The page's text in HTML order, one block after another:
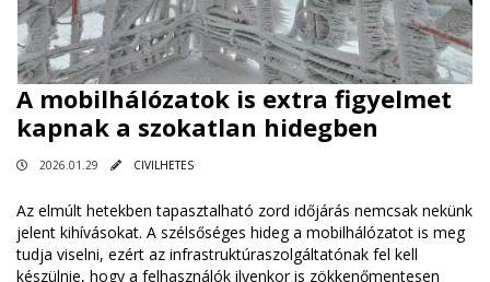
A mobilhálózatok is extra figyelmet
kapnak a szokatlan hidegben
2026.01.29 CIVILHETES
Az elmúlt hetekben tapasztalható zord időjárás nemcsak nekünk
jelent kihívásokat. A szélsőséges hideg a mobilhálózatot is meg
tudja viselni, ezért az infrastruktúraszolgáltatónak fel kell
készülnie, hogy a felhasználók ilyenkor is zökkenőmentesen